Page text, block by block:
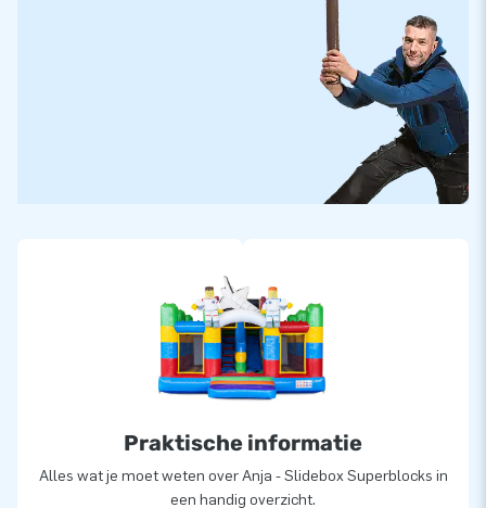
Praktische informatie
Alles wat je moet weten over Anja - Slidebox Superblocks in
een handig overzicht.